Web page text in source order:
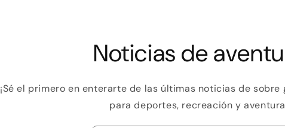
Noticias de
¡Sé el primero en enterarte de las últimas noticias de
para deportes, recreación y